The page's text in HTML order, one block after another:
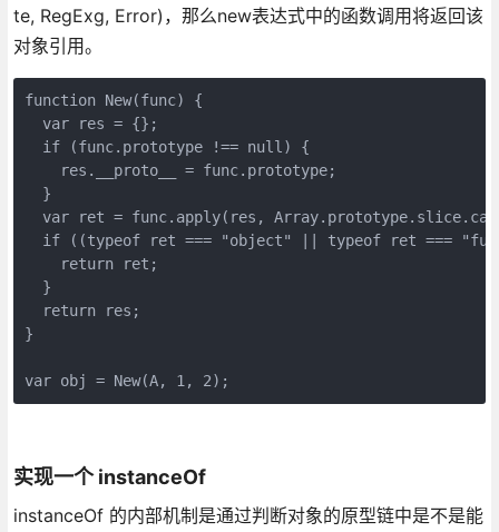
te, RegExg, Error)，那么new表达式中的函数调用将返回该
对象引用。
function New(func) {
  var res = {};
  if (func.prototype !== null) {
    res.__proto__ = func.prototype;
  }
var ret = func.apply(res,
if ((typeof ret === "object" || typeof ret ===
    return ret;
  }
  return res;
}
实现一个 instanceOf
instanceOf 的内部机制是通过判断对象的原型链中是不是能